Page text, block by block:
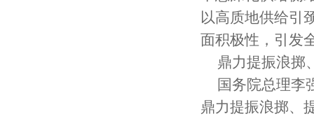
以高质地供给引
面积极性，引发
鼎力提振浪掷
国务院总理李
鼎力提振浪掷、